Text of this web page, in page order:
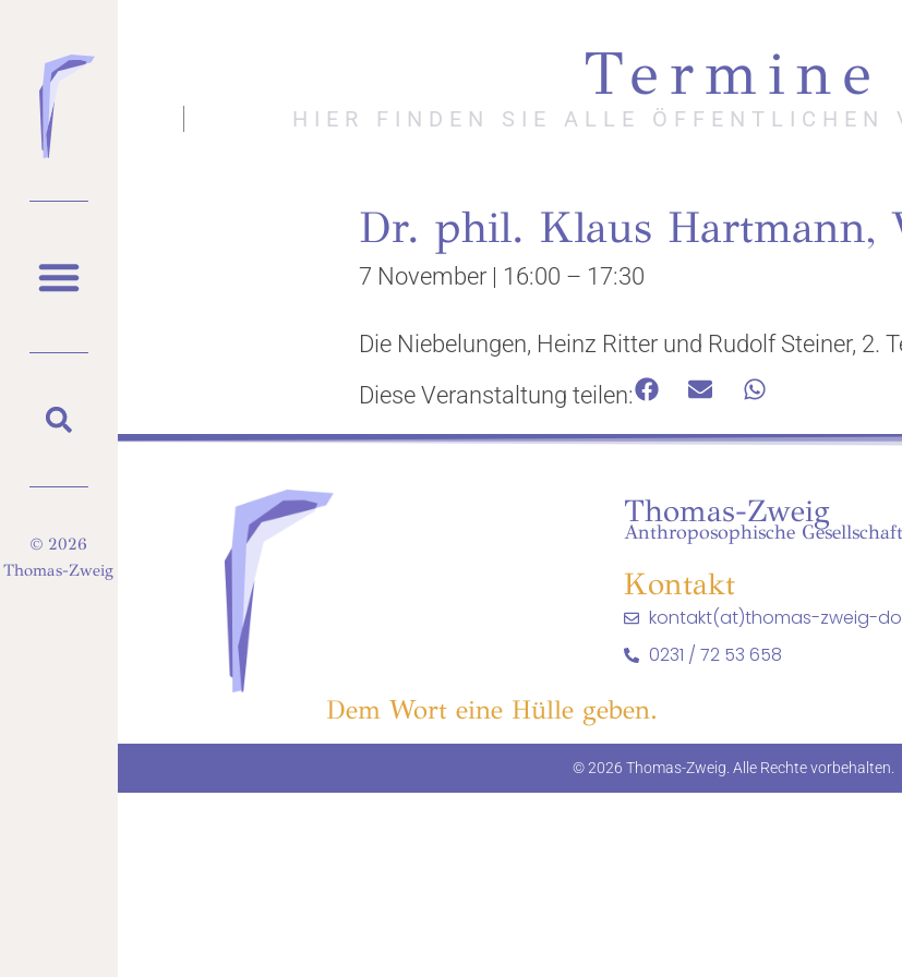
© 2026
Thomas-Zweig
Termine
HIER FINDEN SIE ALLE ÖFFENTLICHEN
Dr. phil. Klaus Hartmann,
7 November 16:00 – 17:30
Die Niebelungen, Heinz Ritter und Rudolf Steiner, 2.
Diese Veranstaltung teilen:
Thomas-Zweig
Anthroposophische
Kontakt
kontakt(at)thomas-zweig-
0231 / 72 53 658
Dem Wort eine Hülle geben.
© 2026 Thomas-Zweig. Alle Rechte vorbehalten.